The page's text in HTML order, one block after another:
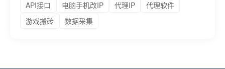
API接口
电脑手机改IP 代理IP
代理软件
游戏搬砖
数据采集